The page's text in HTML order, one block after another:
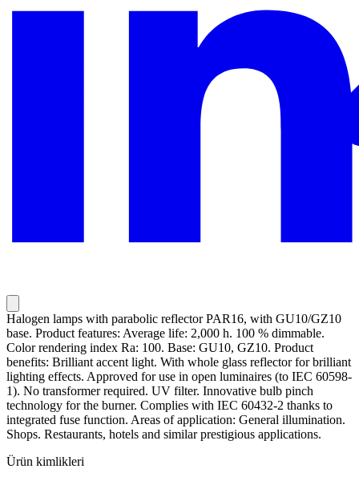
Halogen lamps with parabolic reflector PAR16, with GU10/GZ10
base. Product features: Average life: 2,000 h. 100 % dimmable.
Color rendering index Ra: 100. Base: GU10, GZ10. Product
benefits: Brilliant accent light. With whole glass reflector for brilliant
lighting effects. Approved for use in open luminaires (to IEC 60598-
1). No transformer required. UV filter. Innovative bulb pinch
technology for the burner. Complies with IEC 60432-2 thanks to
integrated fuse function. Areas of application: General illumination.
Shops. Restaurants, hotels and similar prestigious applications.
Ürün kimlikleri